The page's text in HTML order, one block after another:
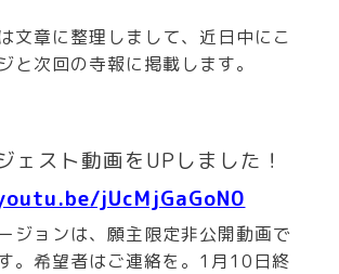
文章に整理しまして、近日中にこ
と次回の寺報に掲載します。
ェスト動画をUPしました！
jUcMjGaGoN0
ジョンは、願主限定非公開動画で
。希望者はご連絡を。1月10日終